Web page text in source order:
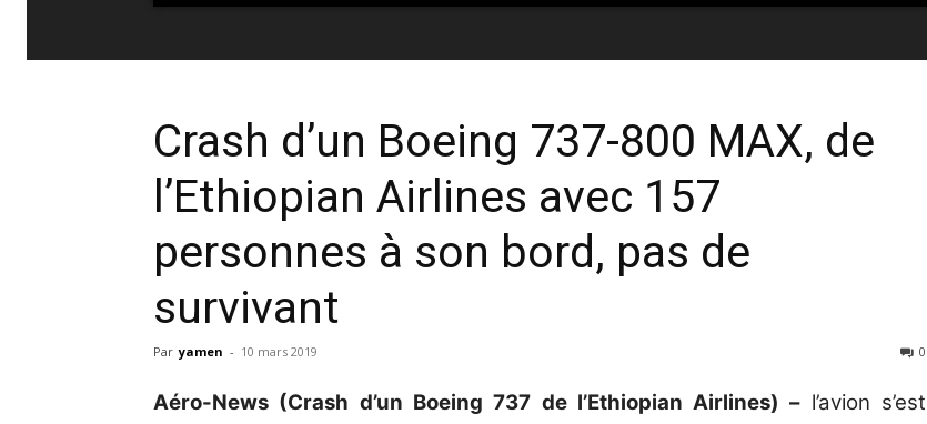
Crash d’un Boeing 737-800 MAX, de
l’Ethiopian Airlines avec 157
personnes à son bord, pas de
survivant
Par yamen - 10 mars 2019 0
Aéro-News (Crash d’un Boeing 737 de l’Ethiopian Airlines) –l’avion s’est